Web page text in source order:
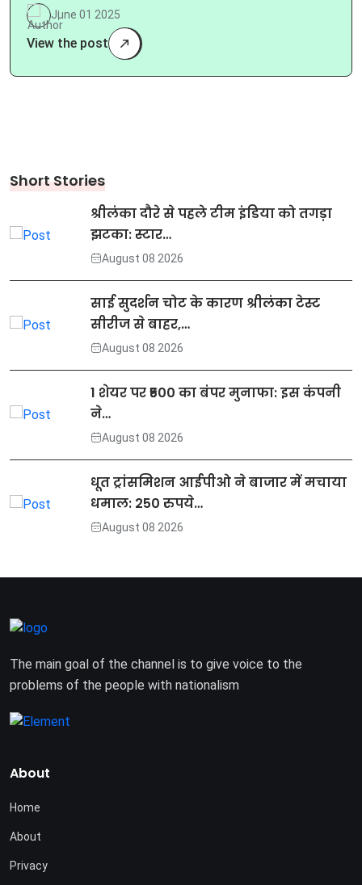
June 01 2025
View the post
Short Stories
श्रीलंका दौरे से पहले टीम इंडिया को तगड़ा
झटका: स्टार…
August 08 2026
साई सुदर्शन चोट के कारण श्रीलंका टेस्ट
सीरीज से बाहर,…
August 08 2026
1 शेयर पर ₹500 का बंपर मुनाफा: इस कंपनी
ने…
August 08 2026
धूत ट्रांसमिशन आईपीओ ने बाजार में मचाया
धमाल: 250 रुपये…
August 08 2026
The main goal of the channel is to give voice to the
problems of the people with nationalism
About
Home
About
Privacy